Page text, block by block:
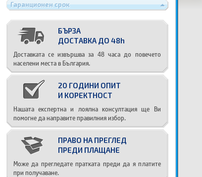
Гаранционен срок
БЪРЗА
ДОСТАВКА ДО 48h
Доставката се извършва за 48 часа до повечето
населени места в България.
20 ГОДИНИ ОПИТ
И КОРЕКТНОСТ
Нашата експертна и лоялна консултация ще Ви
помогне да направите правилния избор.
ПРАВО НА ПРЕГЛЕД
ПРЕДИ ПЛАЩАНЕ
Може да прегледате пратката преди да я платите
при получаване.